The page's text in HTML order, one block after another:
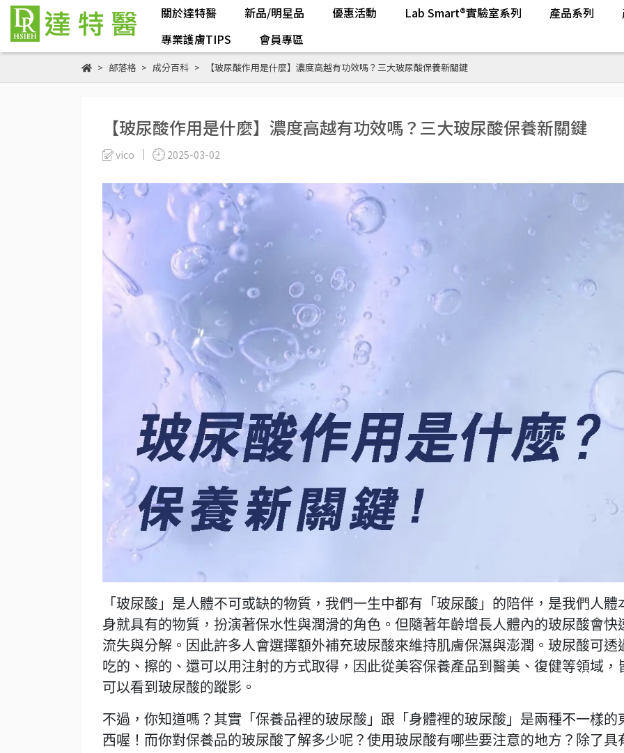
關於達特醫 新品/明星品 優惠活動 Lab Smart®實驗室系列 產品系列
專業護膚TIPS
會員專區
部落格 成分百科 【玻尿酸作用是什麼】濃度高越有功效嗎？三大玻尿酸保養新關鍵
【玻尿酸作用是什麼】濃度高越有功效嗎？三大玻尿酸保養新關鍵
vico 2025-03-02
「玻尿酸」是人體不可或缺的物質，我們一生中都有「玻尿酸」的陪伴，是我們人體
身就具有的物質，扮演著保水性與潤滑的角色。但隨著年齡增長人體內的玻尿酸會快
流失與分解。因此許多人會選擇額外補充玻尿酸來維持肌膚保濕與澎潤。玻尿酸可透
吃的、擦的、還可以用注射的方式取得，因此從美容保養產品到醫美、復健等領域，
可以看到玻尿酸的蹤影。
不過，你知道嗎？其實「保養品裡的玻尿酸」跟「身體裡的玻尿酸」是兩種不一樣的
西喔！而你對保養品的玻尿酸了解多少呢？使用玻尿酸有哪些要注意的地方？除了具